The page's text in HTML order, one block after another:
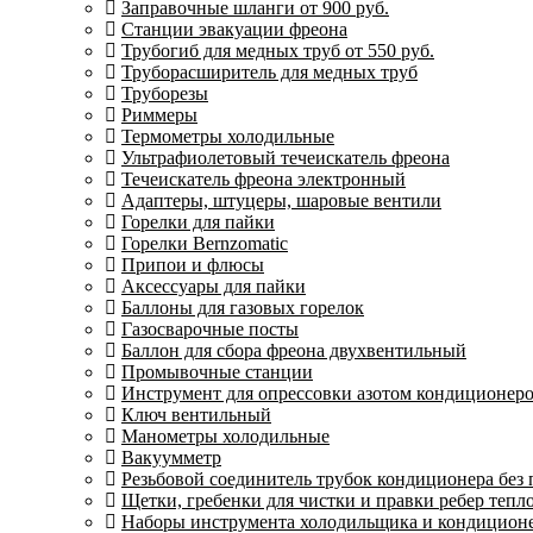
Заправочные шланги от 900 руб.
Станции эвакуации фреона
Трубогиб для медных труб от 550 руб.
Труборасширитель для медных труб
Труборезы
Риммеры
Термометры холодильные
Ультрафиолетовый течеискатель фреона
Течеискатель фреона электронный
Адаптеры, штуцеры, шаровые вентили
Горелки для пайки
Горелки Bernzomatic
Припои и флюсы
Аксессуары для пайки
Баллоны для газовых горелок
Газосварочные посты
Баллон для сбора фреона двухвентильный
Промывочные станции
Инструмент для опрессовки азотом
Ключ вентильный
Манометры холодильные
Вакуумметр
Резьбовой соединитель трубок кондиционера без
Щетки, гребенки для чистки и правки ребер
Наборы инструмента холодильщика и